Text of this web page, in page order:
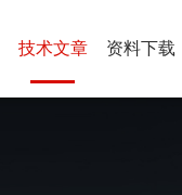
技术文章 资料下载